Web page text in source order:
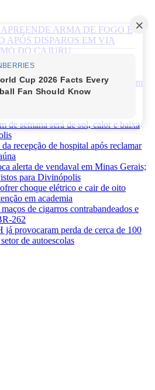
ARMA DE FOGO E
APÓS DISPAROS EM VIA
DO CAJURU
margens da BR-494 é recuperada
Carmo da Mata
abandonado em lote vago é presa em
após ataque a facadas no bairro
de semana será de sol, calor e baixa
recepção de hospital após reclamar
alerta de vendaval em Minas Gerais;
para Divinópolis
choque elétrico e cair de oito
em academia
de cigarros contrabandeados e
262
já provocaram perda de cerca de 100
de autoescolas